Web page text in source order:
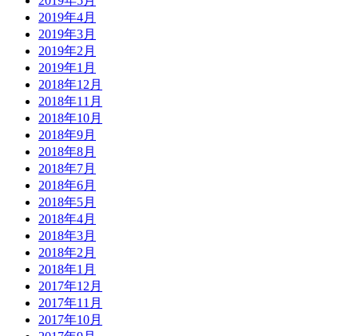
2019年4月
2019年3月
2019年2月
2019年1月
2018年12月
2018年11月
2018年10月
2018年9月
2018年8月
2018年7月
2018年6月
2018年5月
2018年4月
2018年3月
2018年2月
2018年1月
2017年12月
2017年11月
2017年10月